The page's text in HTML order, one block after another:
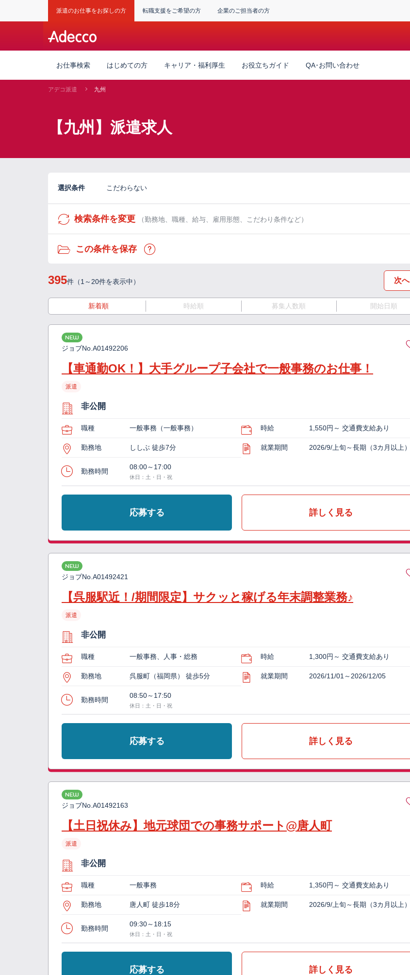
派遣のお仕事をお探しの方 転職支援をご希望の方 企業のご担当者の方
お仕事検索 はじめての方 キャリア・福利厚生 お役立ちガイド QA･お問い合わせ
アデコ派遣 九州
【九州】派遣求人
選択条件 こだわらない
検索条件を変更 （勤務地、職種、給与、雇用形態、こだわり条件など）
この条件を保存
395件（1～20件を表示中） 次へ
新着順 時給順 募集人数順 開始日順
NEW
ジョブNo. A01492206
【車通勤OK！】大手グループ子会社で一般事務のお仕事！
派遣
非公開
職種 一般事務（一般事務） 時給 1,550円～ 交通費支給あり
勤務地 ししぶ 徒歩7分 就業期間 2026/9/上旬～長期（3カ月以上）
勤務時間
08:00～17:00
休日：土・日・祝
応募する 詳しく見る
NEW
ジョブNo. A01492421
【呉服駅近！/期間限定】サクッと稼げる年末調整業務♪
派遣
非公開
職種 一般事務、人事・総務 時給 1,300円～ 交通費支給あり
勤務地 呉服町（福岡県） 徒歩5分 就業期間 2026/11/01～2026/12/05
勤務時間
08:50～17:50
休日：土・日・祝
応募する 詳しく見る
NEW
ジョブNo. A01492163
【土日祝休み】地元球団での事務サポート@唐人町
派遣
非公開
職種 一般事務 時給 1,350円～ 交通費支給あり
勤務地 唐人町 徒歩18分 就業期間 2026/9/上旬～長期（3カ月以上）
勤務時間
09:30～18:15
休日：土・日・祝
応募する 詳しく見る